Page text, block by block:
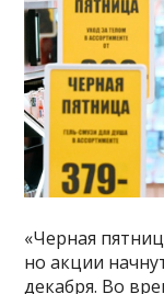
«Черная
но акции
декабря. Во